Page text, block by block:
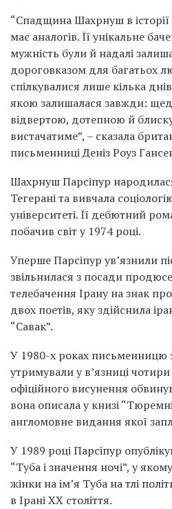
“Спадщина Шахрнуш в історії
має аналогів. Її унікальне
мужність були й надалі
дороговказом для багатьох
спілкувалися лише кілька
якою залишалася завжди:
відвертою, дотепною й
вистачатиме”, – сказала
письменниці Деніз Роуз
Шахрнуш Парсіпур
Тегерані та вивчала
університеті. Її дебютний
побачив світ у 1974 році.
Уперше Парсіпур ув’язнили
звільнилася з посади
телебачення Ірану на знак
двох поетів, яку здійснила
“Савак”.
У 1980-х роках письменницю
утримували у в’язниці чотири
офіційного висунення
вона описала у книзі
англомовне видання якої
У 1989 році Парсіпур
“Туба і значення ночі”, у
жінки на ім’я Туба на тлі
в Ірані XX століття.